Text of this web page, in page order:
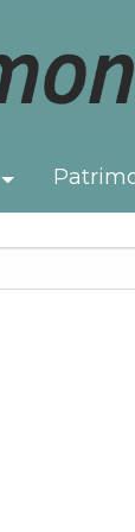
Toggle